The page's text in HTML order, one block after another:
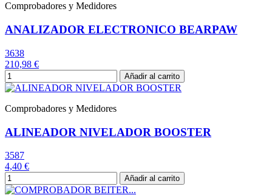
Comprobadores y Medidores
ANALIZADOR ELECTRONICO BEARPAW
3638
210,98 €
Añadir al carrito
Comprobadores y Medidores
ALINEADOR NIVELADOR BOOSTER
3587
4,40 €
Añadir al carrito